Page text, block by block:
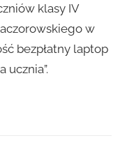
klasy IV
w
bezpłatny laptop
ucznia”.